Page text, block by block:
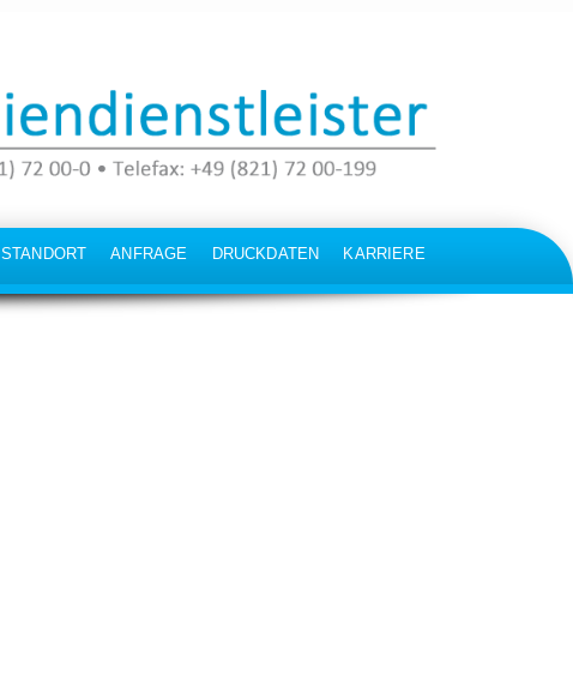
STANDORT ANFRAGE DRUCKDATEN KARRIERE